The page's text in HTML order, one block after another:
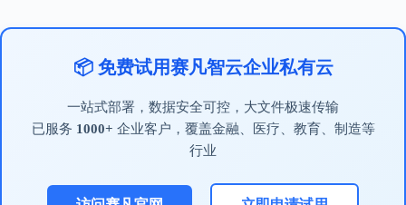
📦 免费试用赛凡智云企业私有云
一站式部署，数据安全可控，大文件极速传输
已服务 1000+ 企业客户，覆盖金融、医疗、教育、制造等
行业